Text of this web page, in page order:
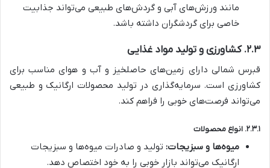
مانند ورزش‌های آبی و گردش‌های طبیعی می‌تواند جذابیت
خاصی برای گردشگران داشته باشد.
۲.۳. کشاورزی و تولید مواد غذایی
قبرس شمالی دارای زمین‌های حاصلخیز و آب و هوای مناسب برای
کشاورزی است. سرمایه‌گذاری در تولید محصولات ارگانیک و طبیعی
می‌تواند فرصت‌های خوبی را فراهم کند.
۲.۳.۱. انواع محصولات
میوه‌ها و سبزیجات: تولید و صادرات میوه‌ها و سبزیجات
ارگانیک می‌تواند بازار خوبی را به خود اختصاص دهد.